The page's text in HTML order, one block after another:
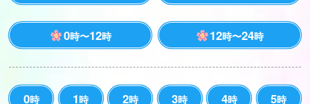
0時〜12時 12時〜24時
0時 1時 2時 3時 4時 5時